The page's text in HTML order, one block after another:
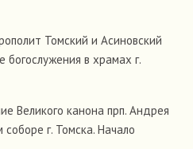
Томский и Асиновский
богослужения в храмах г.
Великого канона прп. Андрея
г. Томска. Начало